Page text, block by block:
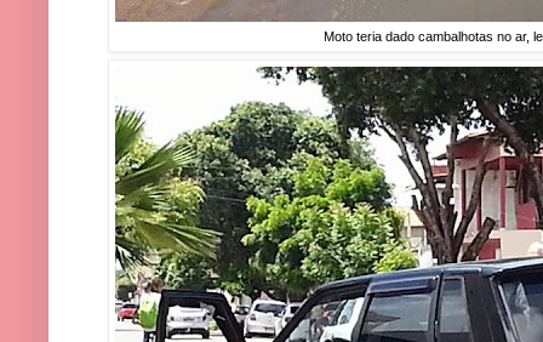
Moto teria dado cambalhotas no ar,